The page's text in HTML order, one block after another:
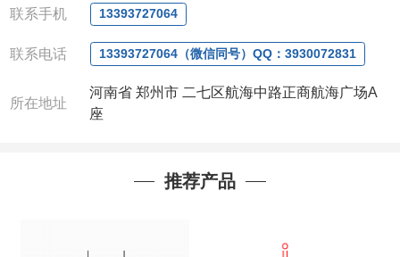
联系人: 沈晓东(欢迎致电,或QQ、微信联系)
联系手机 13393727064
联系电话 13393727064（微信同号）QQ：3930072831
所在地址
河南省 郑州市 二七区航海中路正商航海广场A
座
推荐产品